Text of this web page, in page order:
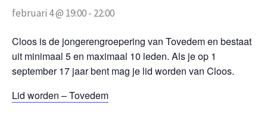
februari 4 @ 19:00- 22:00
Cloos is de jongerengroepering van Tovedem en bestaat
uit minimaal 5 en maximaal 10 leden. Als je op 1
september 17 jaar bent mag je lid worden van Cloos.
Lid worden – Tovedem